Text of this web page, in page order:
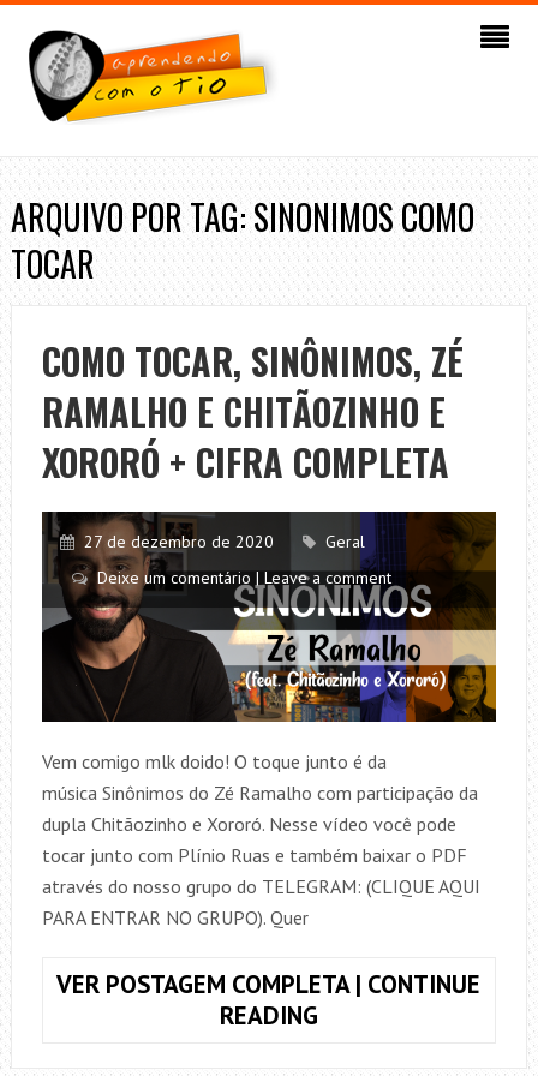
ARQUIVO POR TAG: SINONIMOS COMO
TOCAR
COMO TOCAR, SINÔNIMOS, ZÉ
RAMALHO E CHITÃOZINHO E
XORORÓ + CIFRA COMPLETA
27 de dezembro de 2020
Geral
Deixe um comentário | Leave a comment
Vem comigo mlk doido! O toque junto é da
música Sinônimos do Zé Ramalho com participação da
dupla Chitãozinho e Xororó. Nesse vídeo você pode
tocar junto com Plínio Ruas e também baixar o PDF
através do nosso grupo do TELEGRAM: (CLIQUE AQUI
PARA ENTRAR NO GRUPO). Quer
VER POSTAGEM COMPLETA | CONTINUE
READINGCOMO